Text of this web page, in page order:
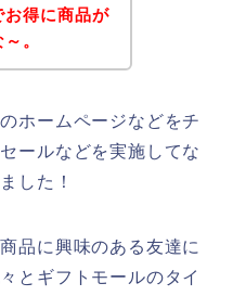
お得に商品が
。
ホームページなどをチ
ールなどを実施してな
した！
品に興味のある友達に
とギフトモールのタイ